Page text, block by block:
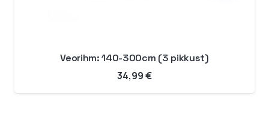
Veorihm: 140-300cm (3 pikkust)
34,99€